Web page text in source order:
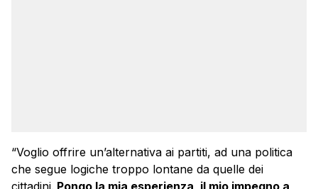
“Voglio offrire un’alternativa ai partiti, ad una politica
che segue logiche troppo lontane da quelle dei
cittadini. Pongo la mia esperienza, il mio impegno a